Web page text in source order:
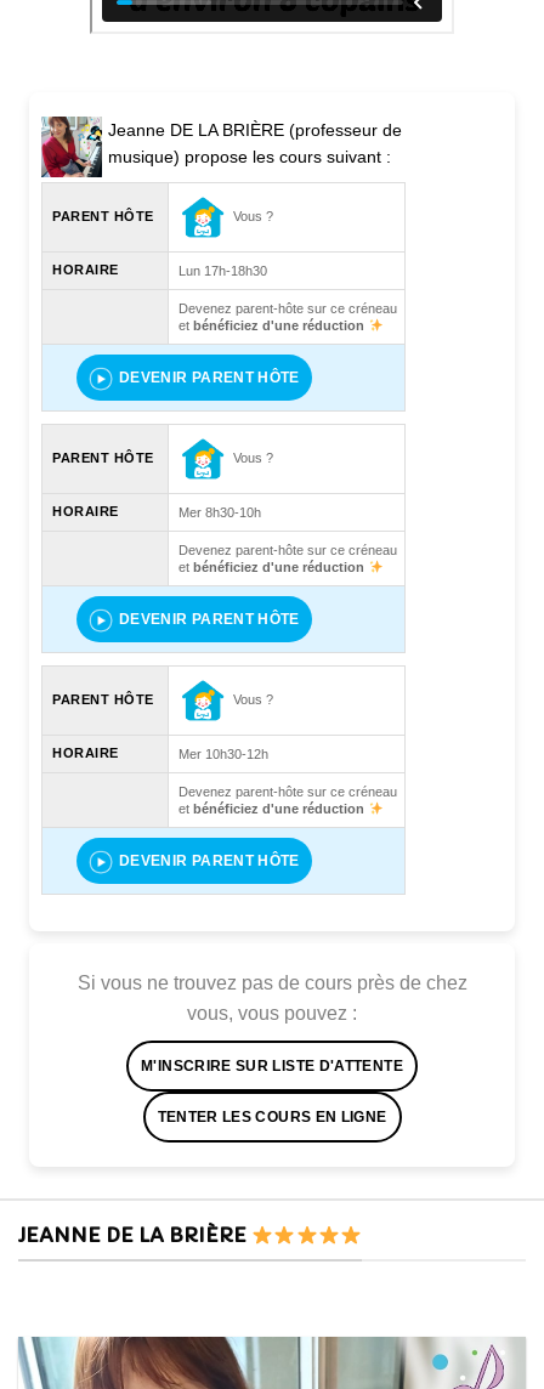
Jeanne DE LA BRIÈRE (professeur de
musique) propose les cours suivant :
PARENT HÔTE Vous ?
HORAIRE Lun 17h-18h30
Devenez parent-hôte sur ce créneau
et bénéficiez d'une réduction
DEVENIR PARENT HÔTE
PARENT HÔTE Vous ?
HORAIRE Mer 8h30-10h
Devenez parent-hôte sur ce créneau
et bénéficiez d'une réduction
DEVENIR PARENT HÔTE
PARENT HÔTE Vous ?
HORAIRE Mer 10h30-12h
Devenez parent-hôte sur ce créneau
et bénéficiez d'une réduction
DEVENIR PARENT HÔTE
Si vous ne trouvez pas de cours près de chez
vous, vous pouvez :
M'INSCRIRE SUR LISTE D'ATTENTE
TENTER LES COURS EN LIGNE
JEANNE DE LA BRIÈRE